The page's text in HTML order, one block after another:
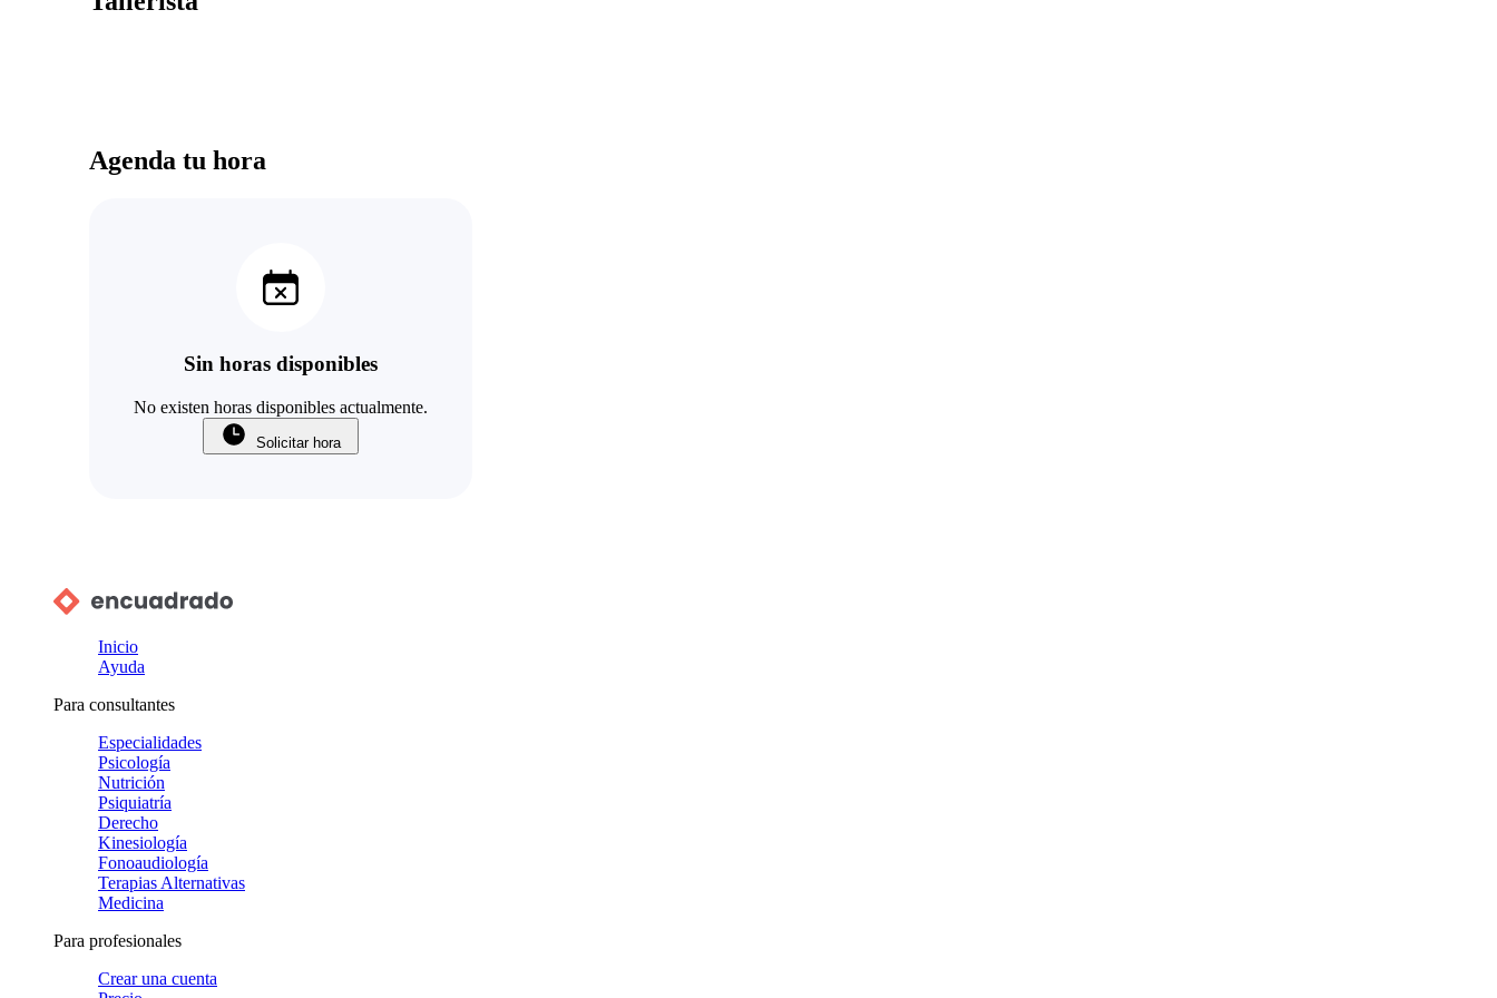
Agenda tu hora
Sin horas disponibles
No existen horas disponibles actualmente.
Solicitar hora
Inicio
Ayuda
Para consultantes
Especialidades
Psicología
Nutrición
Psiquiatría
Derecho
Kinesiología
Fonoaudiología
Terapias Alternativas
Medicina
Para profesionales
Crear una cuenta